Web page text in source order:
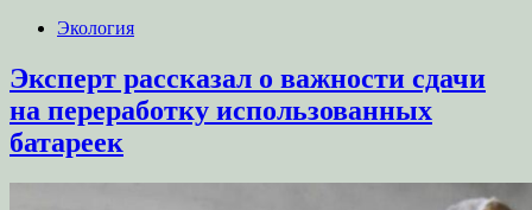
Экология
Эксперт рассказал о важности сдачи
на переработку использованных
батареек